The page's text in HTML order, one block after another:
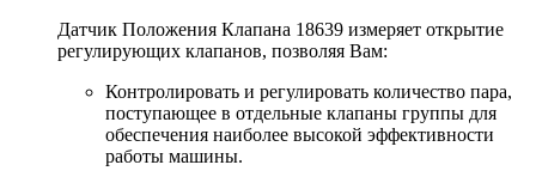
Датчик Положения Клапана 18639 измеряет открытие
регулирующих клапанов, позволяя Вам:
Контролировать и регулировать количество пара,
поступающее в отдельные клапаны группы для
обеспечения наиболее высокой эффективности
работы машины.